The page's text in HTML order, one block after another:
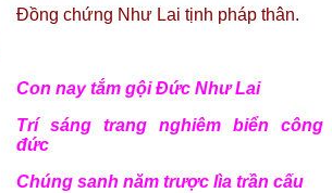
Đồng chứng Như Lai tịnh pháp thân.
Con nay tắm gội Đức Như Lai
Trí sáng trang nghiêm biển công
đức
Chúng sanh năm trược lìa trần cấu